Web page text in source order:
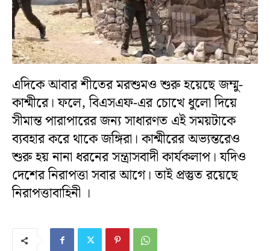
এদিকে আবার শীতের মরশুমও শুরু হয়েছে জম্মু-
কাশ্মীরে। ফলে, বিএসএফ-এর চোখে ধুলো দিয়ে
সীমান্ত পারাপারের জন্য সাধারণত এই সময়টাকে
ব্যবহার করে থাকে জঙ্গিরা। কাশ্মীরের অভ্যন্তরেও
শুরু হয় নানা ধরনের সন্ত্রাসবাদী কার্যকলাপ। যদিও
দেশের নিরাপত্তা সবার আগে। তাই প্রস্তুত রয়েছে
নিরাপত্তাবাহিনী ।